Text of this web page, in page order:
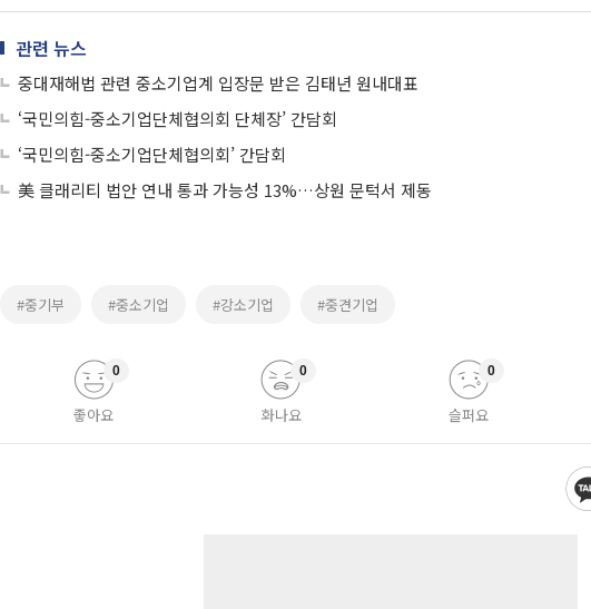
관련 뉴스
중대재해법 관련 중소기업계 입장문 받은 김태년 원내대표
‘국민의힘-중소기업단체협의회 단체장’ 간담회
‘국민의힘-중소기업단체협의회’ 간담회
美 클래리티 법안 연내 통과 가능성 13%…상원 문턱서 제동
#중기부 #중소기업 #강소기업 #중견기업
좋아요
0
화나요
0
슬퍼요
0